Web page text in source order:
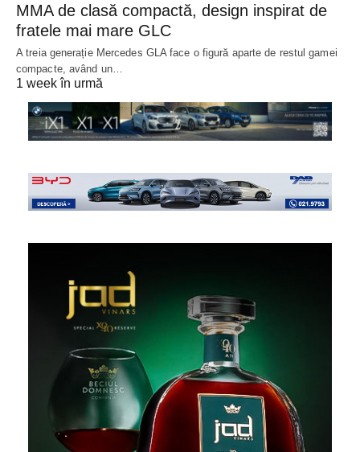
MMA de clasă compactă, design inspirat de
fratele mai mare GLC
A treia generație Mercedes GLA face o figură aparte de restul gamei
compacte, având un…
1 week în urmă